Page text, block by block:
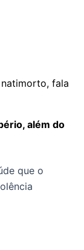
fala
além do
que o